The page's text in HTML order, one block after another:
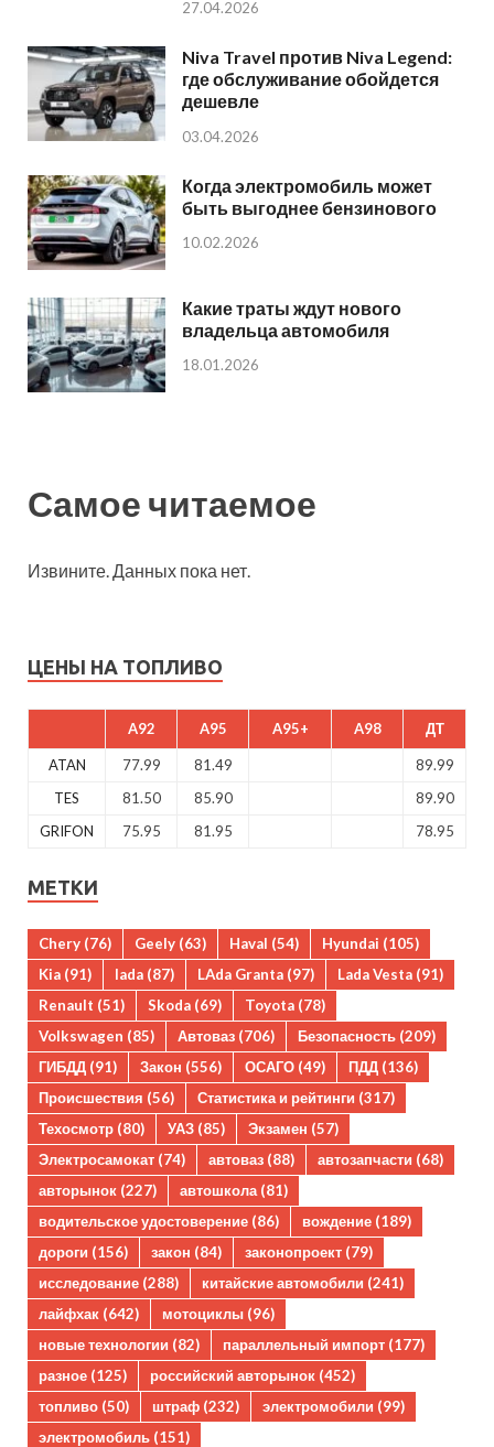
27.04.2026
Niva Travel против Niva Legend:
где обслуживание обойдется
дешевле
03.04.2026
Когда электромобиль может
быть выгоднее бензинового
10.02.2026
Какие траты ждут нового
владельца автомобиля
18.01.2026
Самое читаемое
Извините. Данных пока нет.
ЦЕНЫ НА ТОПЛИВО
A92 A95 A95+ A98 ДТ
ATAN 77.99 81.49
89.99
TES
81.50 85.90
89.90
GRIFON
75.95 81.95 78.95
МЕТКИ
Chery (76) Geely (63) Haval (54) Hyundai (105)
Kia (91) lada (87) LAda Granta (97) Lada Vesta (91)
Renault (51) Skoda (69) Toyota (78)
Volkswagen (85) Автоваз (706) Безопасность (209)
ГИБДД (91) Закон (556) ОСАГО (49) ПДД (136)
Происшествия (56) Статистика и рейтинги (317)
Техосмотр (80) УАЗ (85) Экзамен (57)
Электросамокат (74) автоваз (88) автозапчасти (68)
авторынок (227) автошкола (81)
водительское удостоверение (86) вождение (189)
дороги (156) закон (84) законопроект (79)
исследование (288) китайские автомобили (241)
лайфхак (642) мотоциклы (96)
новые технологии (82) параллельный импорт (177)
разное (125) российский авторынок (452)
топливо (50) штраф (232) электромобили (99)
электромобиль (151)